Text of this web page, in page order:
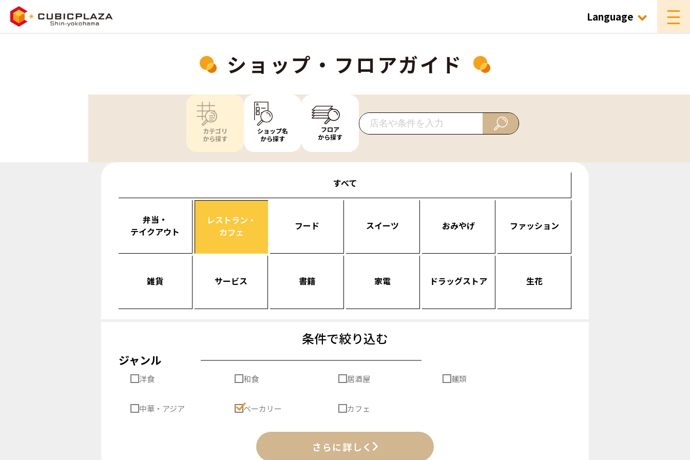
Language
ショップ・フロアガイド
カテゴリ
から探す
ショップ名
から探す
フロア
から探す
すべて
弁当・
テイクアウト
レストラン・
カフェ
フード スイーツ おみやげ ファッション
雑貨 サービス 書籍 家電 ドラッグストア 生花
条件で絞り込む
ジャンル
洋食 和食 居酒屋 麺類
中華・アジア ベーカリー カフェ
さらに詳しく